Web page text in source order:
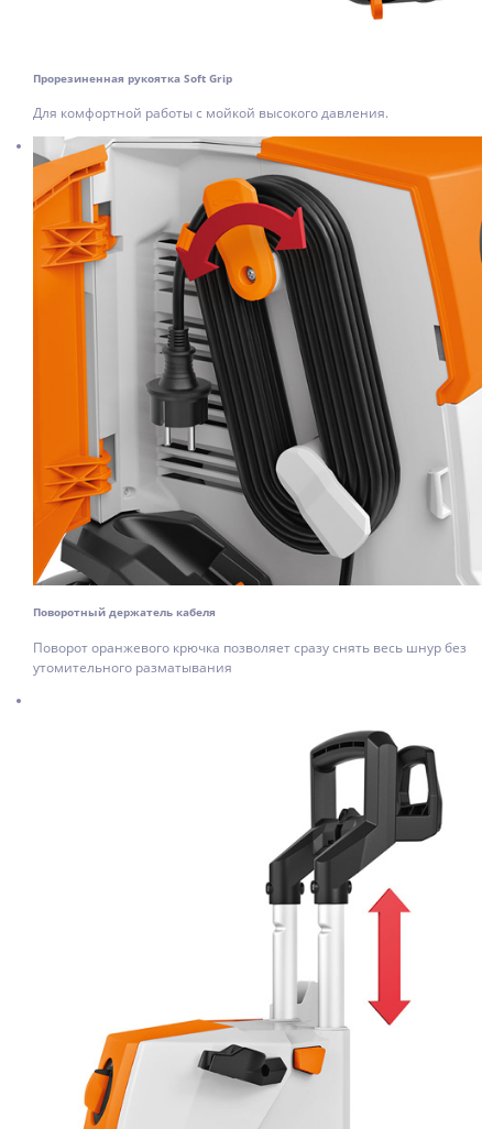
Прорезиненная рукоятка Soft Grip
Для комфортной работы с мойкой высокого давления.
Поворотный держатель кабеля
Поворот оранжевого крючка позволяет сразу снять весь шнур без
утомительного разматывания